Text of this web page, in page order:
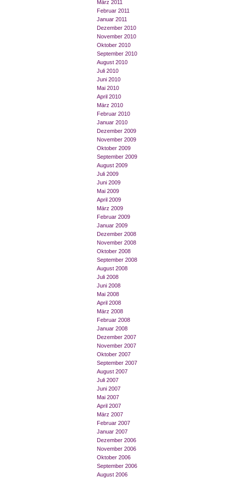
März 2011
Februar 2011
Januar 2011
Dezember 2010
November 2010
Oktober 2010
September 2010
August 2010
Juli 2010
Juni 2010
Mai 2010
April 2010
März 2010
Februar 2010
Januar 2010
Dezember 2009
November 2009
Oktober 2009
September 2009
August 2009
Juli 2009
Juni 2009
Mai 2009
April 2009
März 2009
Februar 2009
Januar 2009
Dezember 2008
November 2008
Oktober 2008
September 2008
August 2008
Juli 2008
Juni 2008
Mai 2008
April 2008
März 2008
Februar 2008
Januar 2008
Dezember 2007
November 2007
Oktober 2007
September 2007
August 2007
Juli 2007
Juni 2007
Mai 2007
April 2007
März 2007
Februar 2007
Januar 2007
Dezember 2006
November 2006
Oktober 2006
September 2006
August 2006